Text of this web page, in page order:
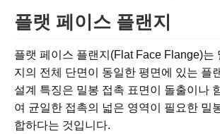
플랫 페이스 플랜지
플랫 페이스 플랜지(Flat Face Flange)는
지의 전체 단면이 동일한 평면에 있는 플
설계 특징은 밀봉 접촉 표면이 돌출이나
여 균일한 접촉의 넓은 영역이 필요한 밀
합하다는 것입니다.